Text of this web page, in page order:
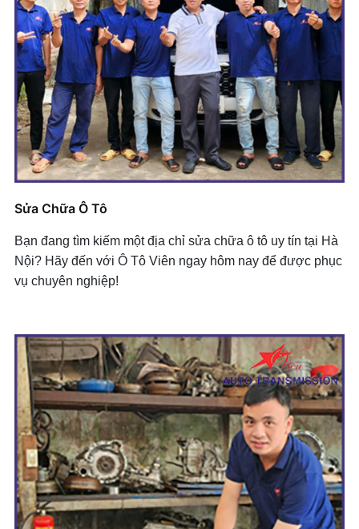
Bộ Lá Thép Isuzu
Bộ Lá Thép Altis
+ Mở nhóm...
Bộ gioăng U140
Gioăng đáy cát te hộp số
Gioăng đáy hộp số LEXUS 570 - GX460 - LS460
+ Mở nhóm...
Lọc dầu số Huyndai
Lọc dầu số Lexus 350
Lọc dầu số LS 460
Lọc dầu số Mazda 3
+ Mở nhóm...
Hộp Số K310 Crolla Altis
Hộp Số Ford, BT 50
Hộp Số Mitsu
+ Mở nhóm...
Sửa Chữa Ô Tô
Bạn đang tìm kiếm một địa chỉ sửa chữa ô tô uy tín tại Hà
Nội? Hãy đến với Ô Tô Viên ngay hôm nay để được phục
vụ chuyên nghiệp!